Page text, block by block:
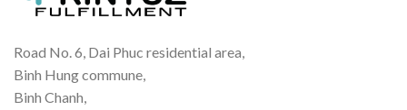
Road No. 6, Dai Phuc residential area,
Binh Hung commune,
Binh Chanh,